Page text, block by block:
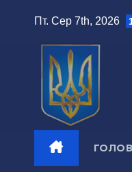
Пт. Сер 7th, 2026